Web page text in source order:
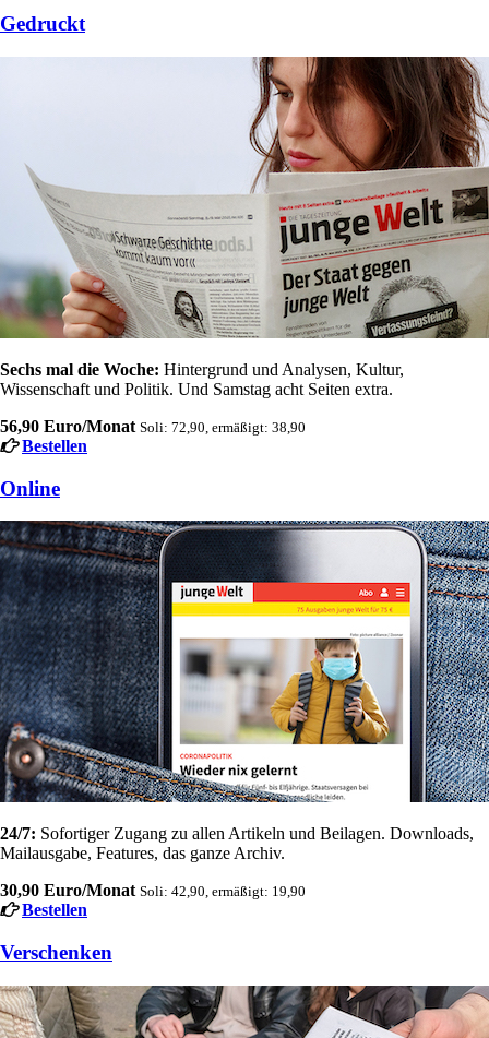
Gedruckt
Sechs mal die Woche: Hintergrund und Analysen, Kultur,
Wissenschaft und Politik. Und Samstag acht Seiten extra.
56,90 Euro/Monat Soli: 72,90, ermäßigt: 38,90
Bestellen
Online
24/7: Sofortiger Zugang zu allen Artikeln und Beilagen. Downloads,
Mailausgabe, Features, das ganze Archiv.
30,90 Euro/Monat Soli: 42,90, ermäßigt: 19,90
Bestellen
Verschenken